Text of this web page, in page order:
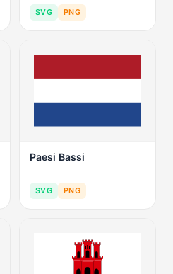
SVG PNG
Paesi Bassi
SVG PNG